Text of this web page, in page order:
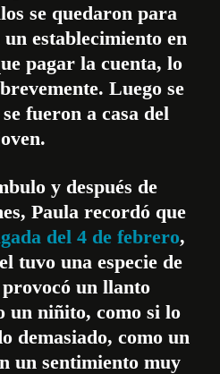
se quedaron para
establecimiento en
pagar la cuenta, lo
Luego se
fueron a casa del
y después de
Paula recordó que
del 4 de febrero,
tuvo una especie de
un llanto
un niñito, como si lo
demasiado, como un
un sentimiento muy